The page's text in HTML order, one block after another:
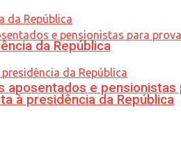
aposentados e pensionistas
da República
à presidência da República